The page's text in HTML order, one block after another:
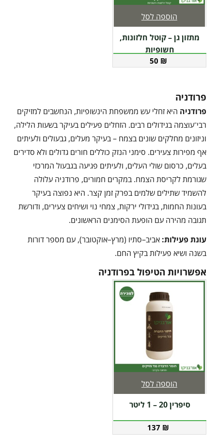
מתזון גן – קוטל חלזונות,
חשופיות
50 ₪
הוספה לסל
פרודניה
פרודניה היא זחלי עש ממשפחת הינשופיות, הנחשבים למזיקים
רבי־עוצמה בגידולים רבים. הזחלים פעילים בעיקר בשעות הלילה,
וניזונים מחלקים שונים בצמח – בעיקר מעלים, גבעולים ולעיתים
אף מפירות צעירים. סימני הנזק כוללים חורים גדולים ולא סדירים
בעלים, כרסום שולי העלים, ולעיתים פגיעה בגבעול המרכזי
שגורמת לקריסת הצמח. במקרים חמורים, פרודניה עלולה
להשמיד שתילים שלמים בפרק זמן קצר. היא נפוצה בעיקר
בעונות החמות, בגידולי ירקות, צמחי נוי ושיחים צעירים, ודורשת
תגובה מהירה עם הופעת הסימנים הראשונים.
עונת פעילות: אביב–סתיו (מרץ–אוקטובר), עם מספר דורות
בשנה ושיא פעילות בקיץ החם.
אפשרויות הטיפול בפרודניה
סיפרין 20 – 1 ליטר
137 ₪
הוספה לסל